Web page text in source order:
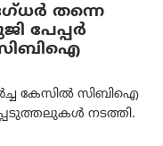
തന്നെ
പേപ്പർ
സിബിഐ
കേസിൽ സിബിഐ
നടത്തി.